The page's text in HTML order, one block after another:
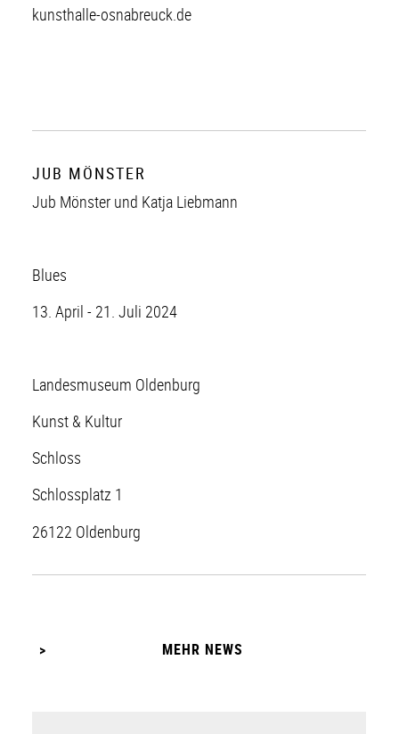
kunsthalle-osnabreuck.de
JUB MÖNSTER
Jub Mönster und Katja Liebmann
Blues
13. April - 21. Juli 2024
Landesmuseum Oldenburg
Kunst & Kultur
Schloss
Schlossplatz 1
26122 Oldenburg
MEHR NEWS